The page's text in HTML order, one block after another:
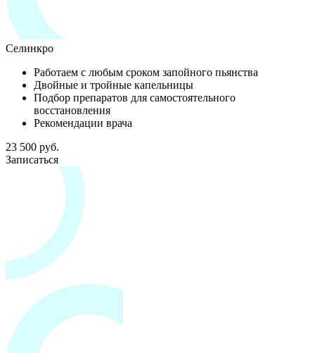
Селинкро
Работаем с любым сроком запойного пьянства
Двойные и тройные капельницы
Подбор препаратов для самостоятельного
восстановления
Рекомендации врача
23 500 руб.
Записаться